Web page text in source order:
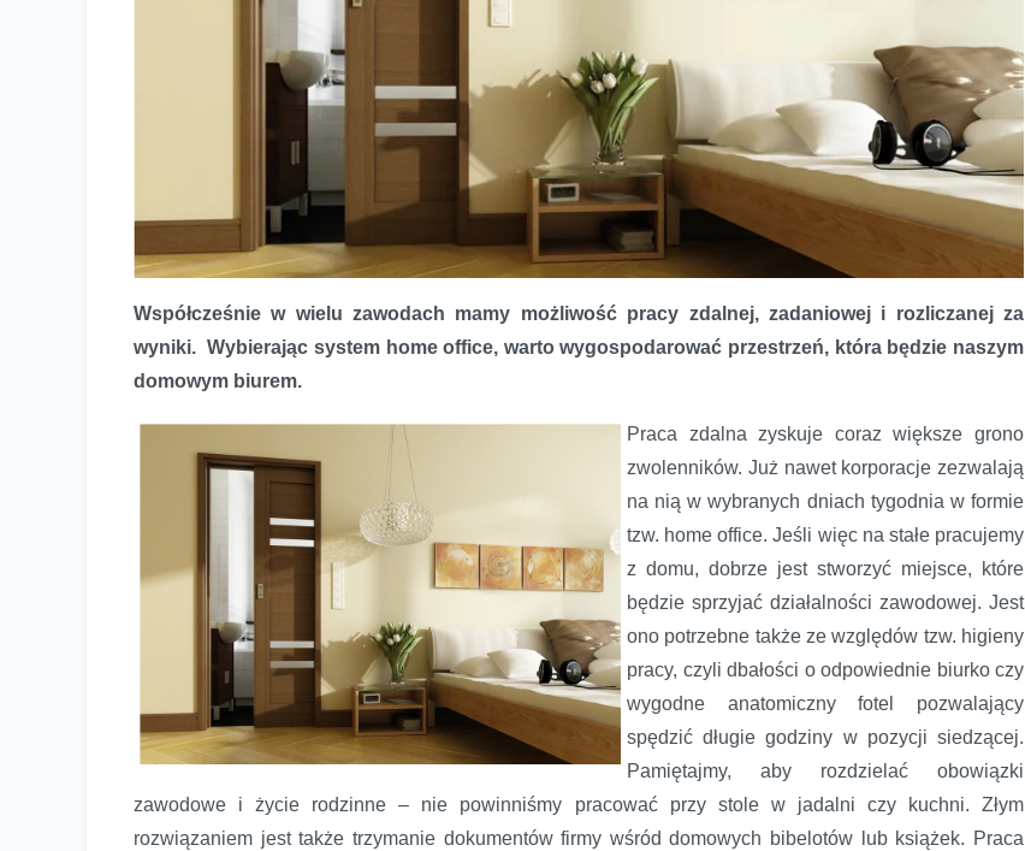
Drzwi do domowego biura
Współcześnie w wielu zawodach mamy możliwość pracy zdalnej, zadaniowej i rozliczanej za
wyniki. Wybierając system home office, warto wygospodarować przestrzeń, która będzie naszym
domowym biurem.
Praca zdalna zyskuje coraz większe grono
zwolenników. Już nawet korporacje zezwalają
na nią w wybranych dniach tygodnia w formie
tzw. home office. Jeśli więc na stałe pracujemy
z domu, dobrze jest stworzyć miejsce, które
będzie sprzyjać działalności zawodowej. Jest
ono potrzebne także ze względów tzw. higieny
pracy, czyli dbałości o odpowiednie biurko czy
wygodne anatomiczny fotel pozwalający
spędzić długie godziny w pozycji siedzącej.
Pamiętajmy, aby rozdzielać obowiązki
zawodowe i życie rodzinne – nie powinniśmy pracować przy stole w jadalni czy kuchni. Złym
rozwiązaniem jest także trzymanie dokumentów firmy wśród domowych bibelotów lub książek. Praca